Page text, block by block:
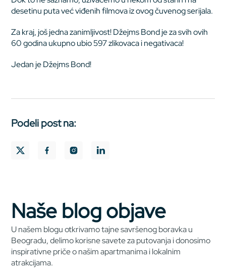
desetinu puta već viđenih filmova iz ovog čuvenog serijala.
Za kraj, još jedna zanimljivost! Džejms Bond je za svih ovih
60 godina ukupno ubio 597 zlikovaca i negativaca!
Jedan je Džejms Bond!
Podeli post na:
Naše blog objave
U našem blogu otkrivamo tajne savršenog boravka u
Beogradu, delimo korisne savete za putovanja i donosimo
inspirativne priče o našim apartmanima i lokalnim
atrakcijama.